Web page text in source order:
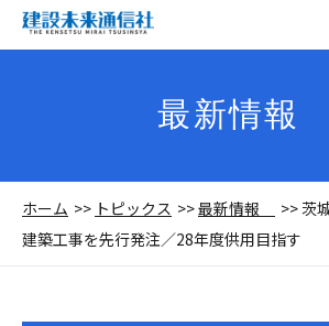
最新情報
ホーム トピックス 最新情報
茨
建築工事を先行発注／28年度供用目指す